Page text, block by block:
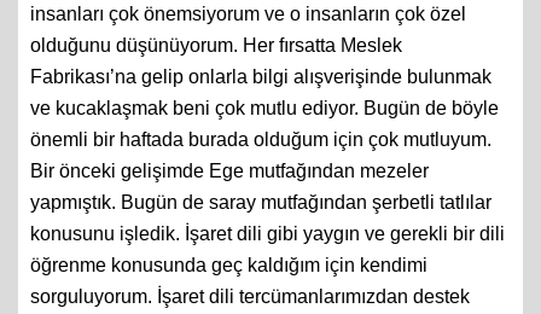
gibi insanı mutlu hissettiren bir sanata gönül veren
insanları çok önemsiyorum ve o insanların çok özel
olduğunu düşünüyorum. Her fırsatta Meslek
Fabrikası’na gelip onlarla bilgi alışverişinde bulunmak
ve kucaklaşmak beni çok mutlu ediyor. Bugün de böyle
önemli bir haftada burada olduğum için çok mutluyum.
Bir önceki gelişimde Ege mutfağından mezeler
yapmıştık. Bugün de saray mutfağından şerbetli tatlılar
konusunu işledik. İşaret dili gibi yaygın ve gerekli bir dili
öğrenme konusunda geç kaldığım için kendimi